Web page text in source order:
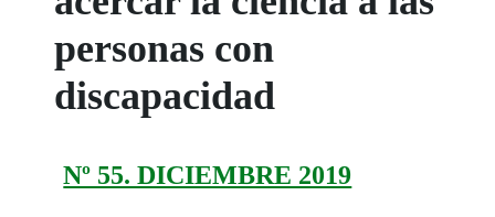
personas con
discapacidad
Nº 55. DICIEMBRE 2019